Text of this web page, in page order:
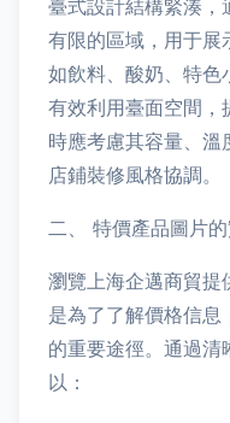
臺式設計結構緊湊，
有限的區域，用于展
如飲料、酸奶、特色
有效利用臺面空間，
時應考慮其容量、
店鋪裝修風格協調。
二、 特價產品圖片
瀏覽上海企邁商貿提
是為了了解價格信
的重要途徑。通過
以：